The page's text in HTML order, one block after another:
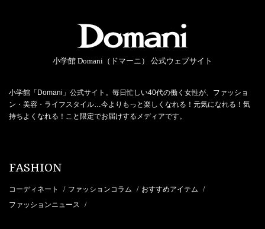
小学館 Domani（ドマーニ） 公式ウェブサイト
小学館「Domani」公式サイト。毎日忙しい40代の働く女性が、ファッショ
ン・美容・ライフスタイル…今よりもっと楽しくなれる！元気になれる！気
持ちよくなれる！こと限定でお届けするメディアです。
FASHION
コーディネート / ファッションコラム / おすすめアイテム /
ファッションニュース /